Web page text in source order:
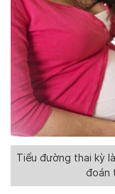
Tiểu đường thai kỳ
đoán